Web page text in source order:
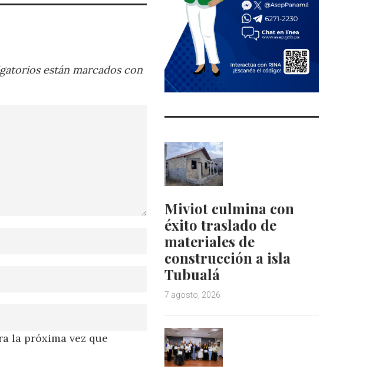
están marcados con
la próxima vez que
Miviot culmina con
éxito traslado de
materiales de
construcción a isla
Tubualá
7 agosto, 2026